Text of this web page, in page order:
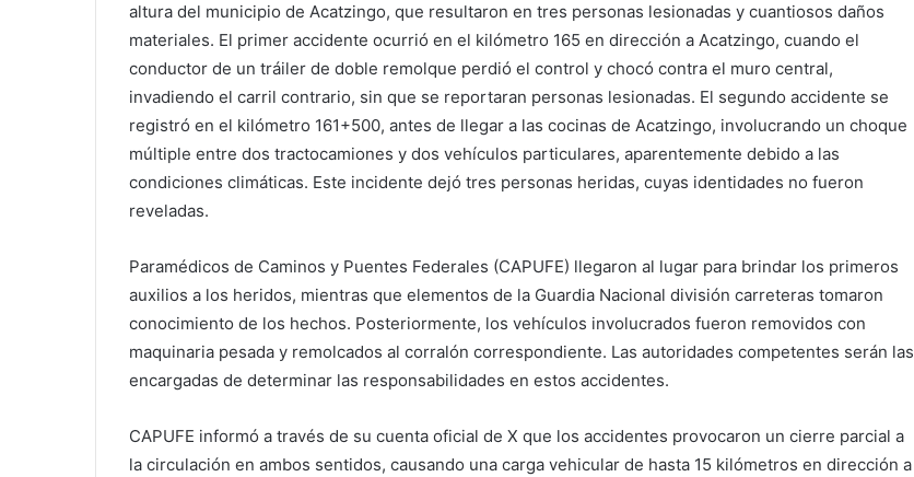
altura del municipio de Acatzingo, que resultaron en tres personas lesionadas y cuantiosos daños
materiales. El primer accidente ocurrió en el kilómetro 165 en dirección a Acatzingo, cuando el
conductor de un tráiler de doble remolque perdió el control y chocó contra el muro central,
invadiendo el carril contrario, sin que se reportaran personas lesionadas. El segundo accidente se
registró en el kilómetro 161+500, antes de llegar a las cocinas de Acatzingo, involucrando un choque
múltiple entre dos tractocamiones y dos vehículos particulares, aparentemente debido a las
condiciones climáticas. Este incidente dejó tres personas heridas, cuyas identidades no fueron
reveladas.
Paramédicos de Caminos y Puentes Federales (CAPUFE) llegaron al lugar para brindar los primeros
auxilios a los heridos, mientras que elementos de la Guardia Nacional división carreteras tomaron
conocimiento de los hechos. Posteriormente, los vehículos involucrados fueron removidos con
maquinaria pesada y remolcados al corralón correspondiente. Las autoridades competentes serán las
encargadas de determinar las responsabilidades en estos accidentes.
CAPUFE informó a través de su cuenta oficial de X que los accidentes provocaron un cierre parcial a
la circulación en ambos sentidos, causando una carga vehicular de hasta 15 kilómetros en dirección a